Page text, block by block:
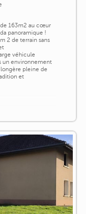
de 163m2 au cœur
panoramique !
2 de terrain sans
véhicule
un environnement
pleine de
et